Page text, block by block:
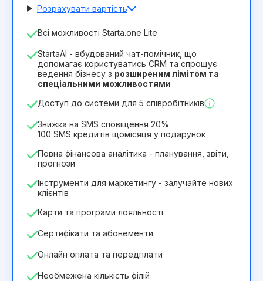
Розрахувати вартість
Кількість співробітників
Тривалість ліцензії
12 Months (знижка -25%) Вигідний
349₴ 244₴ /місяць
Всі можливості Starta.one Lite
StartaAI - вбудований чат-помічник, що
допомагає користуватись CRM та спрощує
ведення бізнесу з розширеним лімітом та
спеціальними можливостями
Доступ до системи для 5 співробітників
Знижка на SMS сповіщення 20%.
100 SMS кредитів щомісяця у подарунок
Повна фінансова аналітика - планування, звіти,
прогнози
Інструменти для маркетингу - залучайте нових
клієнтів
Карти та програми лояльності
Сертифікати та абонементи
Онлайн оплата та передплати
Необмежена кількість філій